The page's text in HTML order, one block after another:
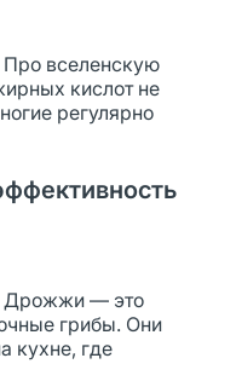
вселенскую
кислот не
регулярно
Дрожжи — это
грибы. Они
кухне, где